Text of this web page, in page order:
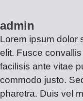
admin
Lorem ipsum dolor
elit. Fusce
facilisis ante vitae
commodo justo.
pharetra. Duis vel